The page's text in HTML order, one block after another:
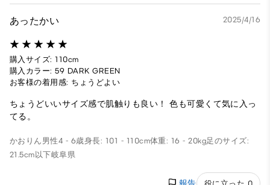
あったかい 2025/4/16
購入サイズ: 110cm
購入カラー: 59 DARK GREEN
お客様の着用感: ちょうどよい
ちょうどいいサイズ感で肌触りも良い！ 色も可愛くて気に入っ
てる。
かおりん 男性4 - 6歳身長: 101 - 110cm体重: 16 - 20kg足のサイズ:
21.5cm以下岐阜県